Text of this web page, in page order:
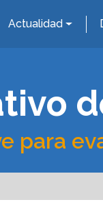
Actualidad
para